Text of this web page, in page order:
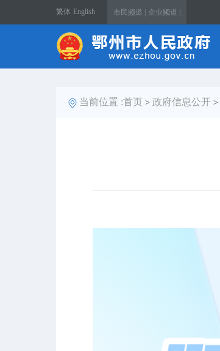
繁体 English 市民频道 | 企业频道 |
当前位置 :首页 > 政府信息公开 >